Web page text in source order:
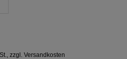
zzgl. Versandkosten